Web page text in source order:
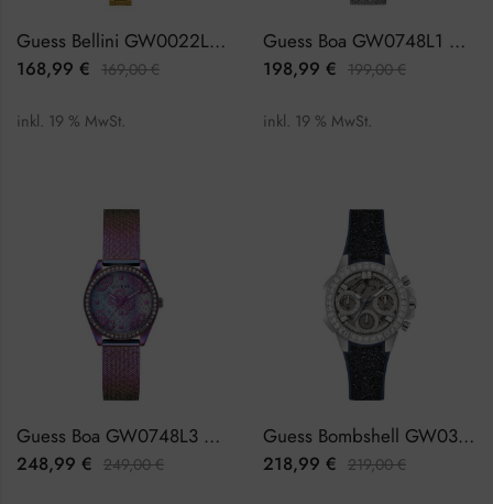
Guess Bellini GW0022L2 Damenuhr
168,99 € 169,00€
inkl. 19 % MwSt.
Guess Boa GW0748L1 Damenuhr
198,99 € 199,00€
inkl. 19 % MwSt.
Guess Boa GW0748L3 Damenuhr
248,99 € 249,00€
Guess Bombshell GW0313L1 Damenuhr
218,99 € 219,00€